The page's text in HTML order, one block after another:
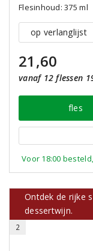
Flesinhoud: 375 ml
op verlanglijst
21,60
vanaf 12 flessen
fles
Voor 18:00
Ontdek de rijke
dessertwijn.
2